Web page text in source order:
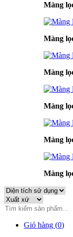
Màng
Màng
Màng
Màng
Màng
Màng
Giỏ hàng (0)